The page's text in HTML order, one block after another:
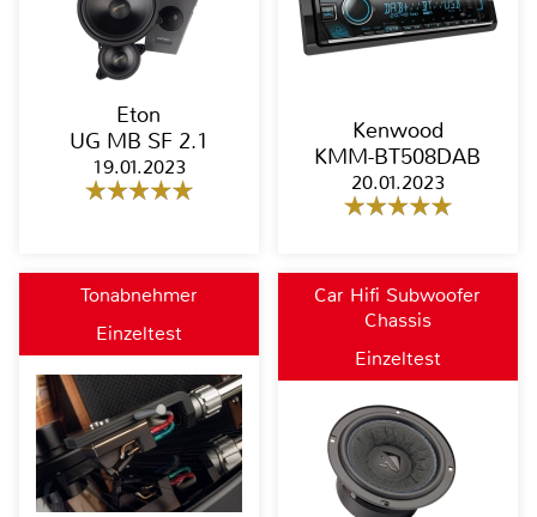
Eton
UG MB SF 2.1
19.01.2023
Kenwood
KMM-BT508DAB
20.01.2023
Tonabnehmer
Einzeltest
Car Hifi Subwoofer
Chassis
Einzeltest